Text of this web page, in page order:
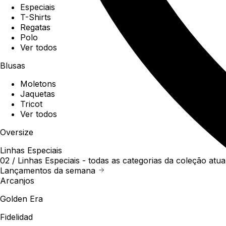
Especiais
T-Shirts
Regatas
Polo
Ver todos
Blusas
Moletons
Jaquetas
Tricot
Ver todos
Oversize
Linhas Especiais
02 / Linhas Especiais - todas as categorias da coleção
Lançamentos da semana
Arcanjos
Golden Era
Fidelidad